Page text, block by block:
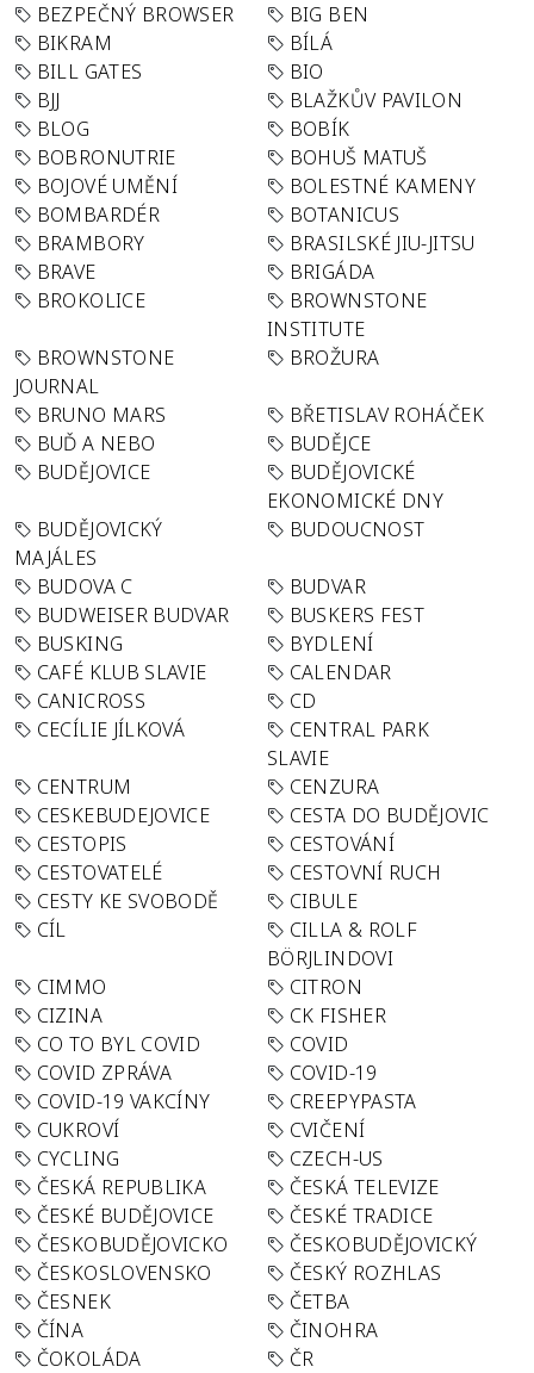
BEZPEČNÝ BROWSER
BIG BEN
BIKRAM
BÍLÁ
BILL GATES
BIO
BJJ
BLAŽKŮV PAVILON
BLOG
BOBÍK
BOBRONUTRIE
BOHUŠ MATUŠ
BOJOVÉ UMĚNÍ
BOLESTNÉ KAMENY
BOMBARDÉR
BOTANICUS
BRAMBORY
BRASILSKÉ JIU-JITSU
BRAVE
BRIGÁDA
BROKOLICE
BROWNSTONE
INSTITUTE
BROWNSTONE
JOURNAL
BROŽURA
BRUNO MARS
BŘETISLAV ROHÁČEK
BUĎ A NEBO
BUDĚJCE
BUDĚJOVICE
BUDĚJOVICKÉ
EKONOMICKÉ DNY
BUDĚJOVICKÝ
MAJÁLES
BUDOUCNOST
BUDOVA C
BUDVAR
BUDWEISER BUDVAR
BUSKERS FEST
BUSKING
BYDLENÍ
CAFÉ KLUB SLAVIE
CALENDAR
CANICROSS
CD
CECÍLIE JÍLKOVÁ
CENTRAL PARK
SLAVIE
CENTRUM
CENZURA
CESKEBUDEJOVICE
CESTA DO BUDĚJOVIC
CESTOPIS
CESTOVÁNÍ
CESTOVATELÉ
CESTOVNÍ RUCH
CESTY KE SVOBODĚ
CIBULE
CÍL
CILLA & ROLF
BÖRJLINDOVI
CIMMO
CITRON
CIZINA
CK FISHER
CO TO BYL COVID
COVID
COVID ZPRÁVA
COVID-19
COVID-19 VAKCÍNY
CREEPYPASTA
CUKROVÍ
CVIČENÍ
CYCLING
CZECH-US
ČESKÁ REPUBLIKA
ČESKÁ TELEVIZE
ČESKÉ BUDĚJOVICE
ČESKÉ TRADICE
ČESKOBUDĚJOVICKO
ČESKOBUDĚJOVICKÝ
ČESKOSLOVENSKO
ČESKÝ ROZHLAS
ČESNEK
ČETBA
ČÍNA
ČINOHRA
ČOKOLÁDA
ČR